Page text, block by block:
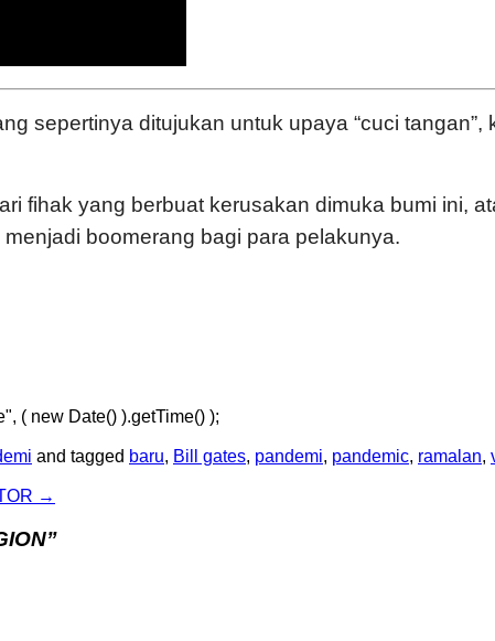
sepertinya ditujukan untuk upaya “cuci
fihak yang berbuat kerusakan dimuka bumi ini,
menjadi boomerang bagi para pelakunya.
( new Date() ).getTime() );
and tagged baru, Bill gates, pandemi, pandemic, ramalan,
→